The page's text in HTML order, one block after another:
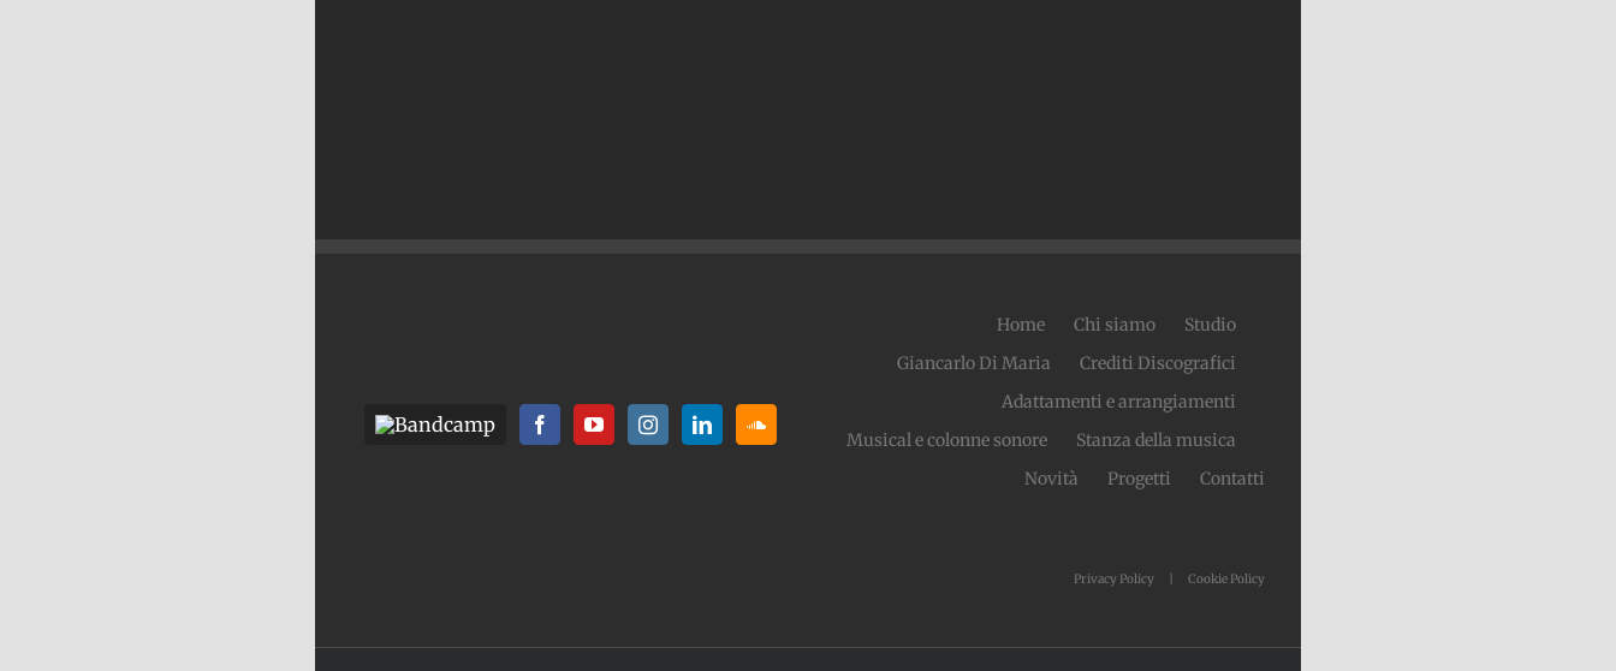
Home Chi siamo
Studio
Giancarlo Di Maria
Crediti Discografici
Adattamenti e arrangiamenti
Musical e colonne sonore
Stanza della musica
Novità
Progetti Contatti
Privacy Policy Cookie Policy